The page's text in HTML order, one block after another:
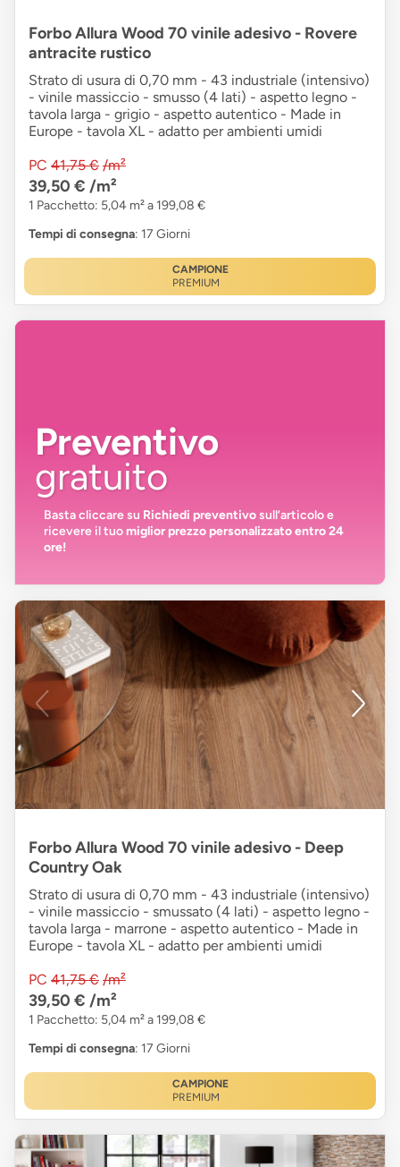
Forbo Allura Wood 70 vinile adesivo - Rovere
antracite rustico
Strato di usura di 0,70 mm - 43 industriale (intensivo)
- vinile massiccio - smusso (4 lati) - aspetto legno -
tavola larga - grigio - aspetto autentico - Made in
Europe - tavola XL - adatto per ambienti umidi
PC 41,75 € /m²
39,50 € /m²
1 Pacchetto: 5,04 m² a 199,08 €
Tempi di consegna: 17 Giorni
CAMPIONE
PREMIUM
Preventivo
gratuito
Basta cliccare su Richiedi preventivosull’articolo e
ricevere il tuomiglior prezzo personalizzato entro 24
ore!
Forbo Allura Wood 70 vinile adesivo - Deep
Country Oak
Strato di usura di 0,70 mm - 43 industriale (intensivo)
- vinile massiccio - smussato (4 lati) - aspetto legno -
tavola larga - marrone - aspetto autentico - Made in
Europe - tavola XL - adatto per ambienti umidi
PC 41,75 € /m²
39,50 € /m²
1 Pacchetto: 5,04 m² a 199,08 €
Tempi di consegna: 17 Giorni
CAMPIONE
PREMIUM